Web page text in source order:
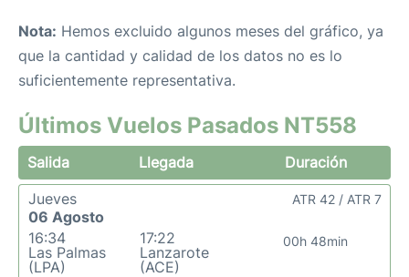
Nota: Hemos excluido algunos meses del gráfico, ya
que la cantidad y calidad de los datos no es lo
suficientemente representativa.
Últimos Vuelos Pasados NT558
Salida Llegada
Duración
Jueves
06 Agosto
16:34
Las Palmas
(LPA)
17:22
Lanzarote
(ACE)
00h 48min
ATR 42 / ATR 7